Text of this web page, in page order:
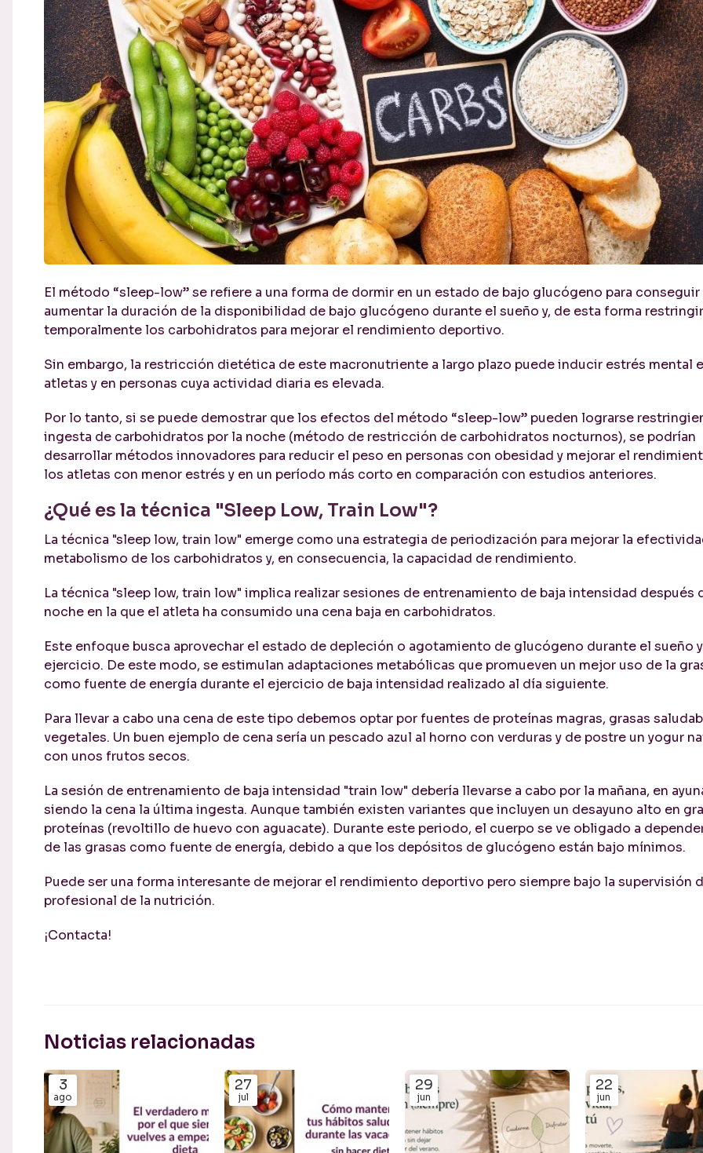
El método “sleep-low” se refiere a una forma de dormir en un estado de bajo glucógeno para conseguir
aumentar la duración de la disponibilidad de bajo glucógeno durante el sueño y, de esta forma restringir
temporalmente los carbohidratos para mejorar el rendimiento deportivo.
Sin embargo, la restricción dietética de este macronutriente a largo plazo puede inducir estrés mental
atletas y en personas cuya actividad diaria es elevada.
Por lo tanto, si se puede demostrar que los efectos del método “sleep-low” pueden lograrse
ingesta de carbohidratos por la noche (método de restricción de carbohidratos nocturnos), se podrían
desarrollar métodos innovadores para reducir el peso en personas con obesidad y mejorar el
los atletas con menor estrés y en un período más corto en comparación con estudios anteriores.
¿Qué es la técnica "Sleep Low, Train Low"?
La técnica "sleep low, train low" emerge como una estrategia de periodización para mejorar la
metabolismo de los carbohidratos y, en consecuencia, la capacidad de rendimiento.
La técnica "sleep low, train low" implica realizar sesiones de entrenamiento de baja intensidad después
noche en la que el atleta ha consumido una cena baja en carbohidratos.
Este enfoque busca aprovechar el estado de depleción o agotamiento de glucógeno durante el sueño
ejercicio. De este modo, se estimulan adaptaciones metabólicas que promueven un mejor uso de la
como fuente de energía durante el ejercicio de baja intensidad realizado al día siguiente.
Para llevar a cabo una cena de este tipo debemos optar por fuentes de proteínas magras, grasas
vegetales. Un buen ejemplo de cena sería un pescado azul al horno con verduras y de postre un yogur
con unos frutos secos.
La sesión de entrenamiento de baja intensidad "train low" debería llevarse a cabo por la mañana, en
siendo la cena la última ingesta. Aunque también existen variantes que incluyen un desayuno alto en
proteínas (revoltillo de huevo con aguacate). Durante este periodo, el cuerpo se ve obligado a
de las grasas como fuente de energía, debido a que los depósitos de glucógeno están bajo mínimos.
Puede ser una forma interesante de mejorar el rendimiento deportivo pero siempre bajo la supervisión
profesional de la nutrición.
¡Contacta!
Noticias relacionadas
3
ago
27
jul
29
jun
22
jun